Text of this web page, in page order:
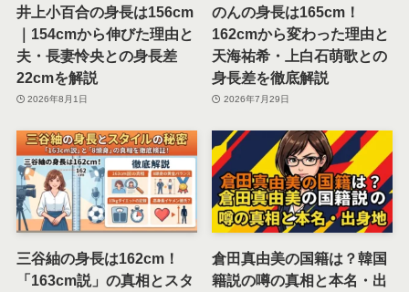
井上小百合の身長は156cm
｜154cmから伸びた理由と
夫・長妻怜央との身長差
22cmを解説
2026年8月1日
のんの身長は165cm！
162cmから変わった理由と
天海祐希・上白石萌歌との
身長差を徹底解説
2026年7月29日
三谷紬の身長は162cm！
「163cm説」の真相とスタ
倉田真由美の国籍は？韓国
籍説の噂の真相と本名・出